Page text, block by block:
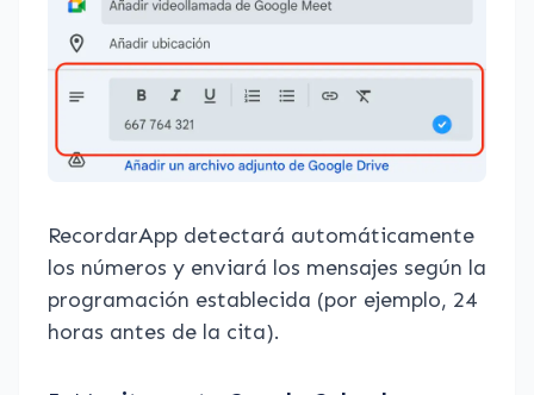
RecordarApp detectará automáticamente
los números y enviará los mensajes según la
programación establecida (por ejemplo, 24
horas antes de la cita).